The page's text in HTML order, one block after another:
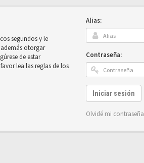
segundos y le
otorgar
de estar
lea las reglas de los
Alias:
Contraseña:
Iniciar sesión
Olvidé mi contraseña